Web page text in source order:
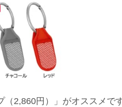
2,860円）」がオススメで